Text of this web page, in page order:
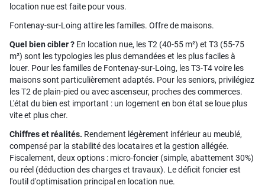
location nue est faite pour vous.
Fontenay-sur-Loing attire les familles. Offre de maisons.
Quel bien cibler ? En location nue, les T2 (40-55 m²) et T3 (55-75
m²) sont les typologies les plus demandées et les plus faciles à
louer. Pour les familles de Fontenay-sur-Loing, les T3-T4 voire les
maisons sont particulièrement adaptés. Pour les seniors, privilégiez
les T2 de plain-pied ou avec ascenseur, proches des commerces.
L'état du bien est important : un logement en bon état se loue plus
vite et plus cher.
Chiffres et réalités. Rendement légèrement inférieur au meublé,
compensé par la stabilité des locataires et la gestion allégée.
Fiscalement, deux options : micro-foncier (simple, abattement 30%)
ou réel (déduction des charges et travaux). Le déficit foncier est
l'outil d'optimisation principal en location nue.